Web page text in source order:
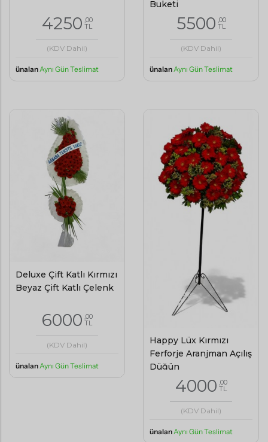
4250 ,00
TL
(KDV Dahil)
ünalan Aynı Gün Teslimat
Buketi
5500 ,00
TL
(KDV Dahil)
ünalan Aynı Gün Teslimat
Deluxe Çift Katlı Kırmızı
Beyaz Çift Katlı Çelenk
6000 ,00
TL
(KDV Dahil)
ünalan Aynı Gün Teslimat
Happy Lüx Kırmızı
Ferforje Aranjman Açılış
Düğün
4000 ,00
TL
(KDV Dahil)
ünalan Aynı Gün Teslimat